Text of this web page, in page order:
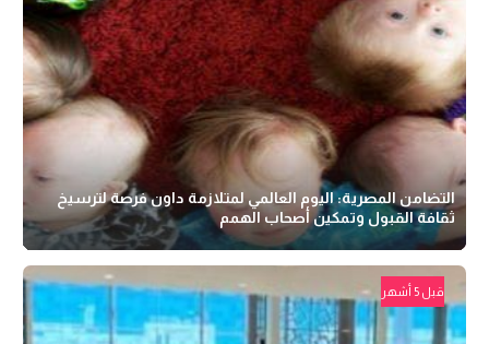
التضامن المصرية: اليوم العالمي لمتلازمة داون فرصة لترسيخ
ثقافة القبول وتمكين أصحاب الهمم
قبل 5 أشهر